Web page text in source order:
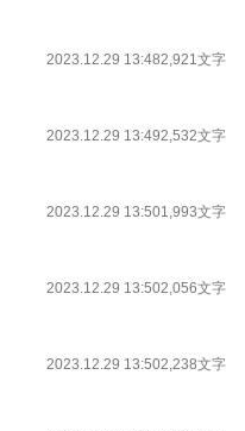
2023.12.29 13:482,921文字
2023.12.29 13:492,532文字
2023.12.29 13:501,993文字
2023.12.29 13:502,056文字
2023.12.29 13:502,238文字